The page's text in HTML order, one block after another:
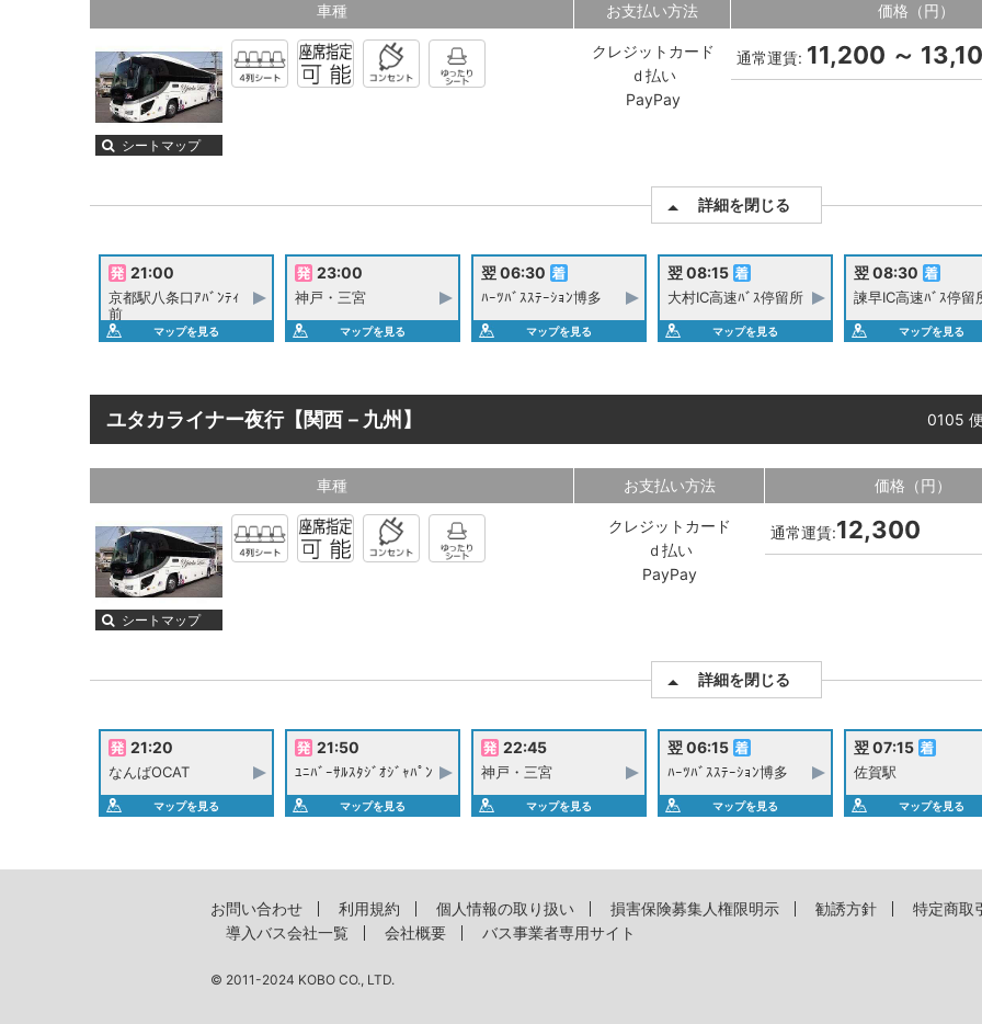
車種
シートマップ
お支払い方法
クレジットカード
ｄ払い
PayPay
価格（円）
通常運賃: 11,200 ～
詳細を閉じる
21:00
京都駅八条口ｱﾊﾞﾝﾃｨ
前
マップを見る
23:00
神戸・三宮
マップを見る
翌 06:30
ﾊｰﾂﾊﾞｽｽﾃｰｼｮﾝ博多
マップを見る
翌 08:15
大村IC高速ﾊﾞｽ停留所
マップを見る
翌 08:30
諫早IC高速ﾊﾞｽ停留
マップを見る
ユタカライナー夜行【関西－九州】 0105
車種
シートマップ
お支払い方法
クレジットカード
ｄ払い
PayPay
価格（円）
通常運賃:12,300
詳細を閉じる
21:20
なんばOCAT
マップを見る
21:50
ﾕﾆﾊﾞｰｻﾙｽﾀｼﾞｵｼﾞｬﾊﾟﾝ
マップを見る
22:45
神戸・三宮
マップを見る
翌 06:15
ﾊｰﾂﾊﾞｽｽﾃｰｼｮﾝ博多
マップを見る
翌 07:15
佐賀駅
マップを見る
お問い合わせ 利用規約 個人情報の取り扱い 損害保険募集人権限明示 勧誘方針
特定商取
導入バス会社一覧
会社概要 バス事業者専用サイト
© 2011-2024 KOBO CO., LTD.